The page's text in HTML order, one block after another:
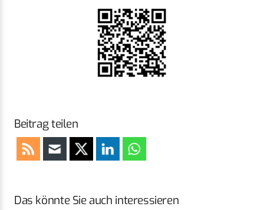
Beitrag teilen
Das könnte Sie auch interessieren